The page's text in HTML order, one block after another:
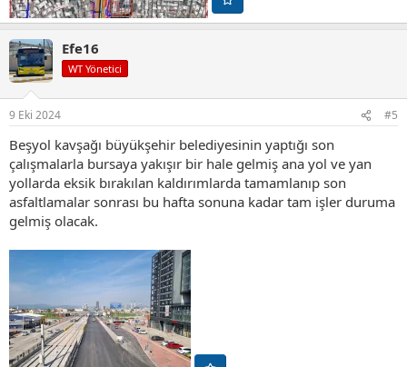
Efe16
WT Yönetici
9 Eki 2024 #5
Beşyol kavşağı büyükşehir belediyesinin yaptığı son
çalışmalarla bursaya yakışır bir hale gelmiş ana yol ve yan
yollarda eksik bırakılan kaldırımlarda tamamlanıp son
asfaltlamalar sonrası bu hafta sonuna kadar tam işler duruma
gelmiş olacak.